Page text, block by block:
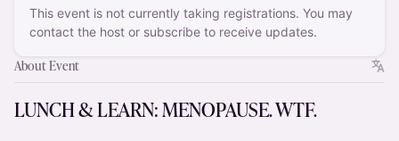
This event is not currently taking registrations. You may
contact the host or subscribe to receive updates.
About Event
LUNCH & LEARN: MENOPAUSE. WTF.